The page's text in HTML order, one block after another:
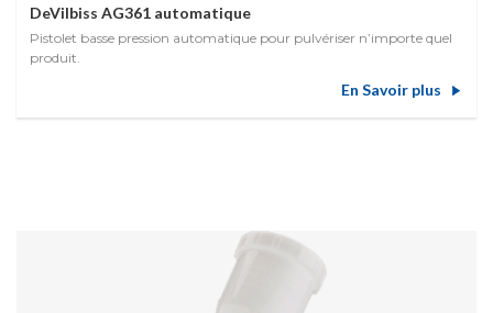
DeVilbiss AG361 automatique
Pistolet basse pression automatique pour pulvériser n’importe quel
produit.
En Savoir plus